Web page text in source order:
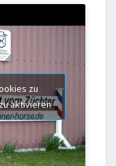
zu
aktivieren